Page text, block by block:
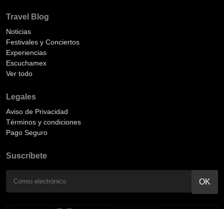
Travel Blog
Noticias
Festivales y Conciertos
Experiencias
Escuchamex
Ver todo
Legales
Aviso de Privacidad
Términos y condiciones
Pago Seguro
Suscríbete